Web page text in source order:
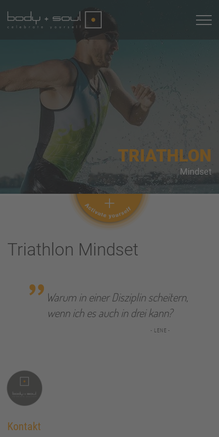
TRIATHLON
Mindset
Triathlon Mindset
Warum in einer Disziplin scheitern,
wenn ich es auch in drei kann?
- LENE -
Kontakt